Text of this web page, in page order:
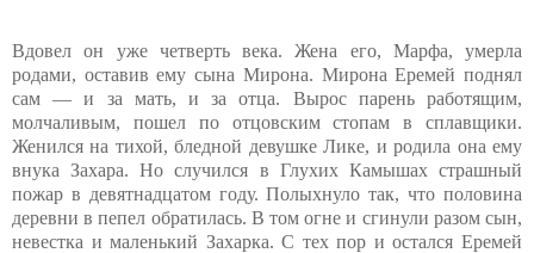
Вдовел он уже четверть века. Жена его, Марфа, умерла
родами, оставив ему сына Мирона. Мирона Еремей поднял
сам — и за мать, и за отца. Вырос парень работящим,
молчаливым, пошел по отцовским стопам в сплавщики.
Женился на тихой, бледной девушке Лике, и родила она ему
внука Захара. Но случился в Глухих Камышах страшный
пожар в девятнадцатом году. Полыхнуло так, что половина
деревни в пепел обратилась. В том огне и сгинули разом сын,
невестка и маленький Захарка. С тех пор и остался Еремей